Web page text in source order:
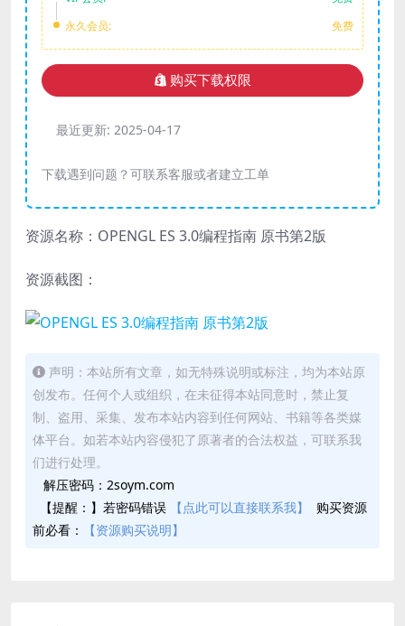
永久会员:
免费
购买下载权限
最近更新: 2025-04-17
下载遇到问题？可联系客服或者建立工单
资源名称：OPENGL ES 3.0编程指南 原书第2版
资源截图：
声明：本站所有文章，如无特殊说明或标注，均为本站原
创发布。任何个人或组织，在未征得本站同意时，禁止复
制、盗用、采集、发布本站内容到任何网站、书籍等各类媒
体平台。如若本站内容侵犯了原著者的合法权益，可联系我
们进行处理。
解压密码：2soym.com
【提醒：】若密码错误
【点此可以直接联系我】
购买资源
前必看：
【资源购买说明】